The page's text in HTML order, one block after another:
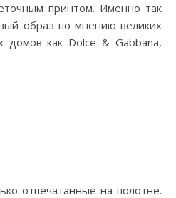
принтом. Именно так
образ по мнению великих
домов как Dolce & Gabbana,
отпечатанные на полотне.